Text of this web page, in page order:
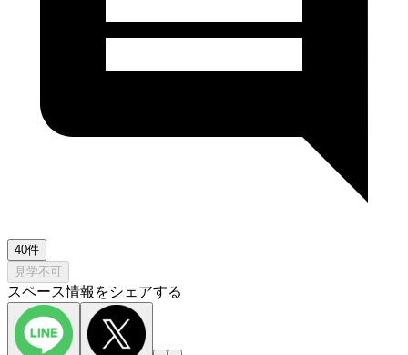
40件
見学不可
スペース情報をシェアする